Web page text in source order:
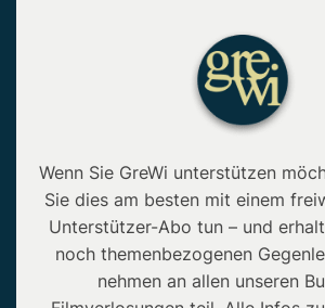
Wenn Sie GreWi unterstützen
Sie dies am besten mit einem
Unterstützer-Abo tun – und
noch themenbezogenen
nehmen an allen unseren